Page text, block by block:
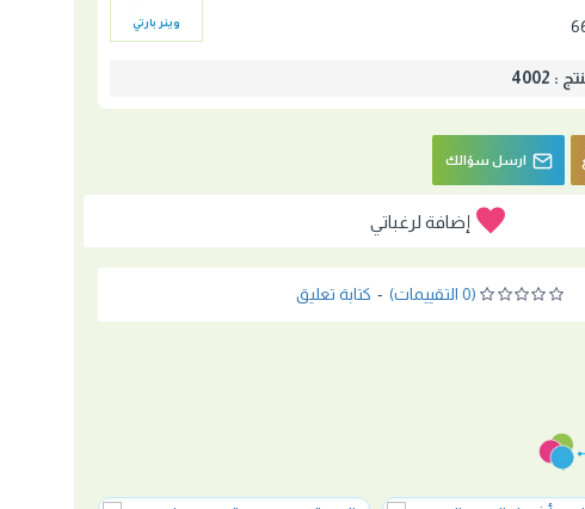
وينر بارتي
(0 التقييمات) - كتابة تعليق
ارسل سؤالك
إضافة لرغباتي